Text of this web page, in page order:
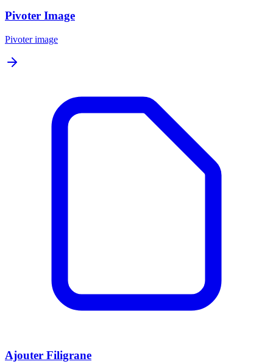
Pivoter Image
Pivoter image
Ajouter Filigrane